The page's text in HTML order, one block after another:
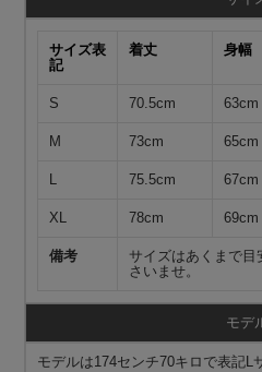
サイズ表
記
着丈 身幅
S 70.5cm 63cm
M 73cm 65cm
L 75.5cm 67cm
XL 78cm 69cm
備考
サイズはあくまで
さいませ。
モデ
モデルは174センチ70キロで表記L